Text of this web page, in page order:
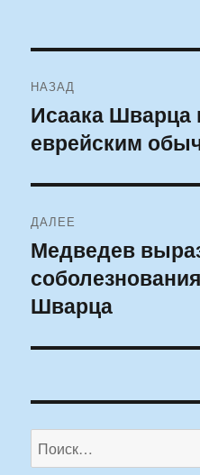
по
записям
НАЗАД
Предыдущая
запись:
Исаака Шварца
еврейским
ДАЛЕЕ
Следующая
запись:
Медведев
Шварца
Искать: